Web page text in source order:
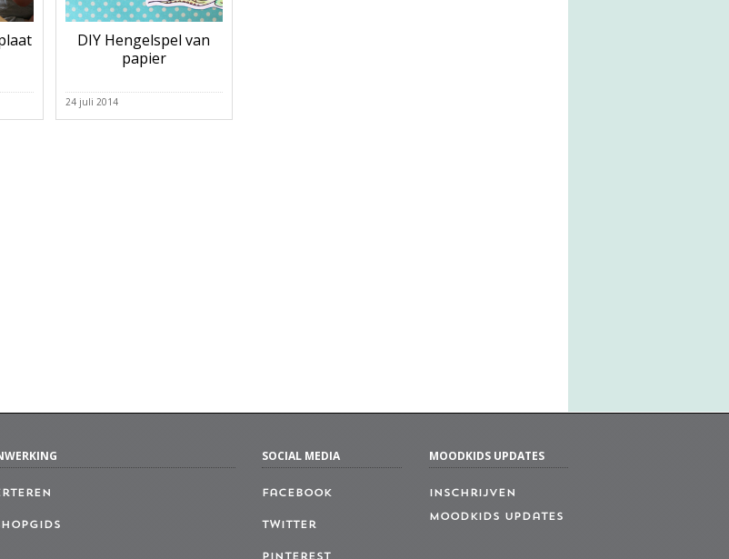
DIY Hengelspel van
papier
24 juli 2014
SOCIAL MEDIA
Facebook
Twitter
MOODKIDS UPDATES
Inschrijven
MoodKids Updates